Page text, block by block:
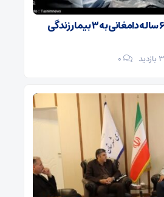
اهدای اعضای کودک ۶ ساله دامغانی به ۳ بیمار زندگی
۰